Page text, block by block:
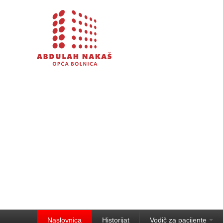
Naslovnica Historijat Vodič za pacijente